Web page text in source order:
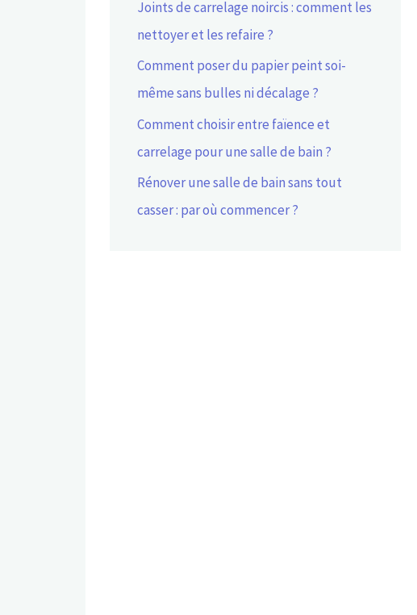
Joints de carrelage noircis : comment les
nettoyer et les refaire ?
Comment poser du papier peint soi-
même sans bulles ni décalage ?
Comment choisir entre faïence et
carrelage pour une salle de bain ?
Rénover une salle de bain sans tout
casser : par où commencer ?